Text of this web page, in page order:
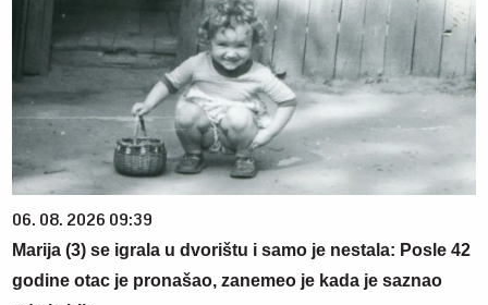
06. 08. 2026 09:39
Marija (3) se igrala u dvorištu i samo je nestala: Posle 42
godine otac je pronašao, zanemeo je kada je saznao